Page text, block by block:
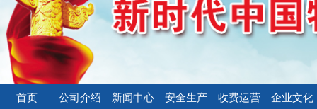
首页 公司介绍 新闻中心 安全生产 收费运营 企业文化